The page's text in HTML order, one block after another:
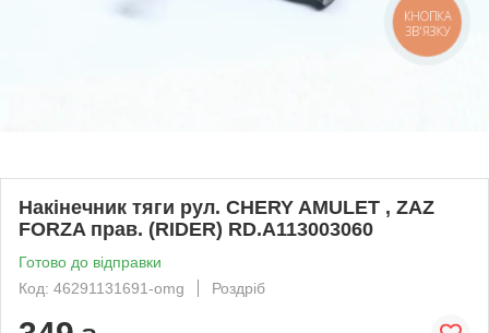
Накінечник тяги рул. CHERY AMULET , ZAZ
FORZA прав. (RIDER) RD.A113003060
Готово до відправки
Код: 46291131691-omg
Роздріб
КНОПКА
ЗВ'ЯЗКУ